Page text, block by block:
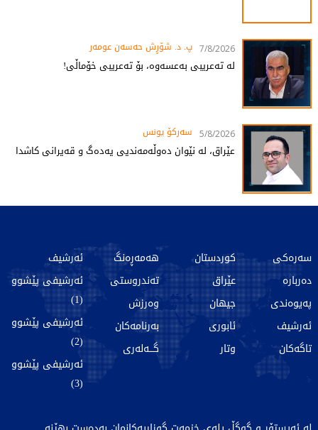
7/8/2026 پ. د. شۆڕش حەسەن عومەر
لە تەعریبی بەعسەوە، بۆ تەعریبی خۆماڵی!
5/8/2026 سەرکۆ یونس
عێراق، لە نێوان دەوڵەمەندیی یەدەگ و قەیرانی کاشدا
سەرەکی
دەربارە
پەیوەندی
ئەرشیف
تاگەکان
کوردستان
عێراق
جیهان
ئابوری
وتار
هەمەڕەنگ
تەندروستی
وەرزش
بەرنامەکان
گـــەلەری
ئەرشیف
ئەرشیفی پێشوو
(1)
ئەرشیفی پێشوو
(2)
ئەرشیفی پێشوو
(3)